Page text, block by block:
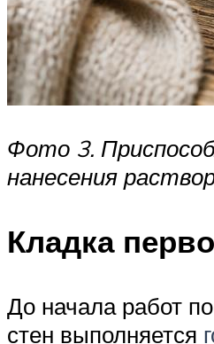
Фото 3.
нанесения
Кладка
До начала работ
стен выполняется